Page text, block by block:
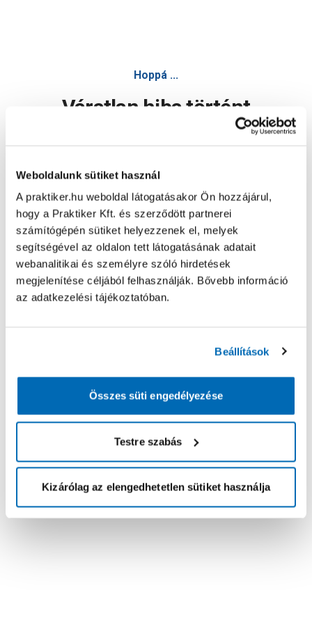
Weboldalunk sütiket használ
A praktiker.hu weboldal látogatásakor Ön hozzájárul,
hogy a Praktiker Kft. és szerződött partnerei
számítógépén sütiket helyezzenek el, melyek
segítségével az oldalon tett látogatásának adatait
webanalitikai és személyre szóló hirdetések
megjelenítése céljából felhasználják. Bővebb információ
az adatkezelési tájékoztatóban.
Beállítások
Összes süti engedélyezése
Testre szabás
Kizárólag az elengedhetetlen sütiket használja
Hoppá ...
Váratlan hiba történt
Oldal újratöltése